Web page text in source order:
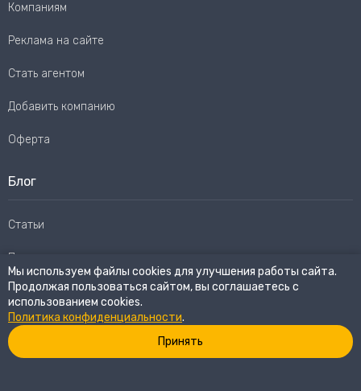
Компаниям
Реклама на сайте
Стать агентом
Добавить компанию
Оферта
Блог
Статьи
Пользовательское соглашение
Карта сайта
eWay Market.Все права защищены
Мы используем файлы cookies для улучшения работы сайта.
Продолжая пользоваться сайтом, вы соглашаетесь с
использованием cookies.
Политика конфиденциальности.
Принять